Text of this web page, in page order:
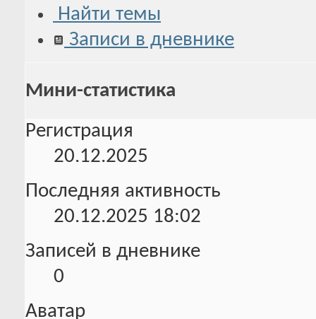
Найти темы
Записи в дневнике
Мини-статистика
Регистрация
20.12.2025
Последняя активность
20.12.2025 18:02
Записей в дневнике
0
Аватар